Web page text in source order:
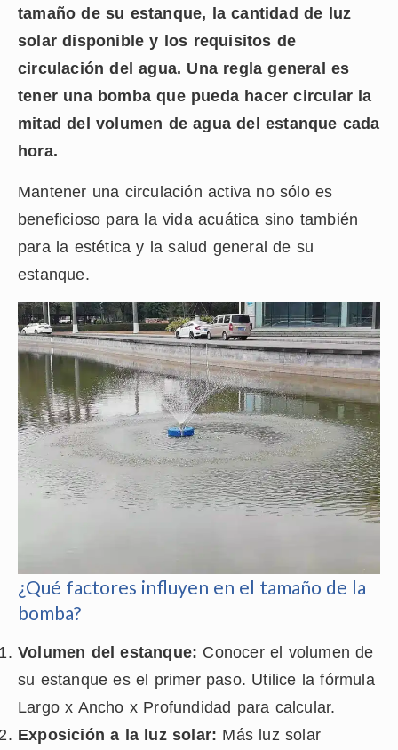
tamaño de su estanque, la cantidad de luz
solar disponible y los requisitos de
circulación del agua. Una regla general es
tener una bomba que pueda hacer circular la
mitad del volumen de agua del estanque cada
hora.
Mantener una circulación activa no sólo es
beneficioso para la vida acuática sino también
para la estética y la salud general de su
estanque.
¿Qué factores influyen en el tamaño de la
bomba?
Volumen del estanque: Conocer el volumen de
su estanque es el primer paso. Utilice la fórmula
Largo x Ancho x Profundidad para calcular.
Exposición a la luz solar: Más luz solar